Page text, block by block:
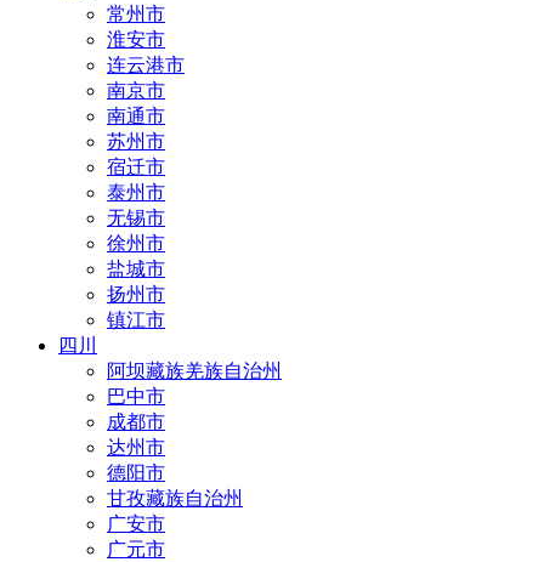
常州市
淮安市
连云港市
南京市
南通市
苏州市
宿迁市
泰州市
无锡市
徐州市
盐城市
扬州市
镇江市
四川
阿坝藏族羌族自治州
巴中市
成都市
达州市
德阳市
甘孜藏族自治州
广安市
广元市